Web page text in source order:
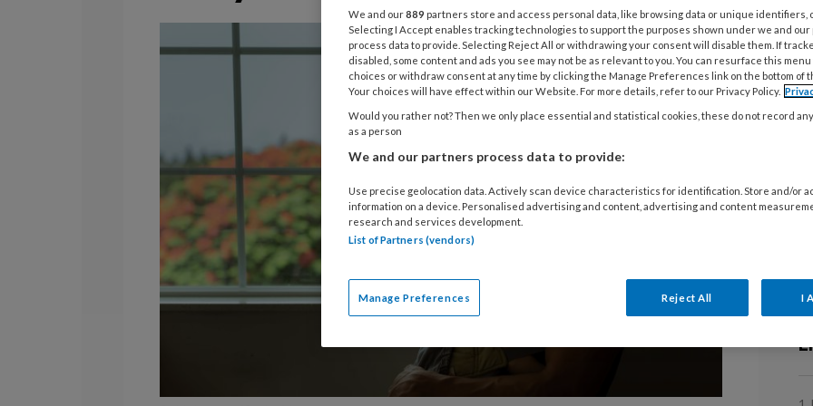
We and our889 partners store and access personal data, like browsing data or unique identifiers,
Selecting I Accept enables tracking technologies to support the purposes shown under we and
process data to provide. Selecting Reject All or withdrawing your consent will disable them. If
disabled, some content and ads you see may not be as relevant to you. You can resurface this
choices or withdraw consent at any time by clicking the Manage Preferences link on the bottom of
Your choices will have effect within our Website. For more details, refer to our Privacy Policy.
Would you rather not? Then we only place essential and statistical cookies, these do not record
as a person
We and our partners process data to provide:
Use precise geolocation data. Actively scan device characteristics for identification. Store and/or
information on a device. Personalised advertising and content, advertising and content
research and services development.
List of Partners (vendors)
Manage Preferences Reject All I